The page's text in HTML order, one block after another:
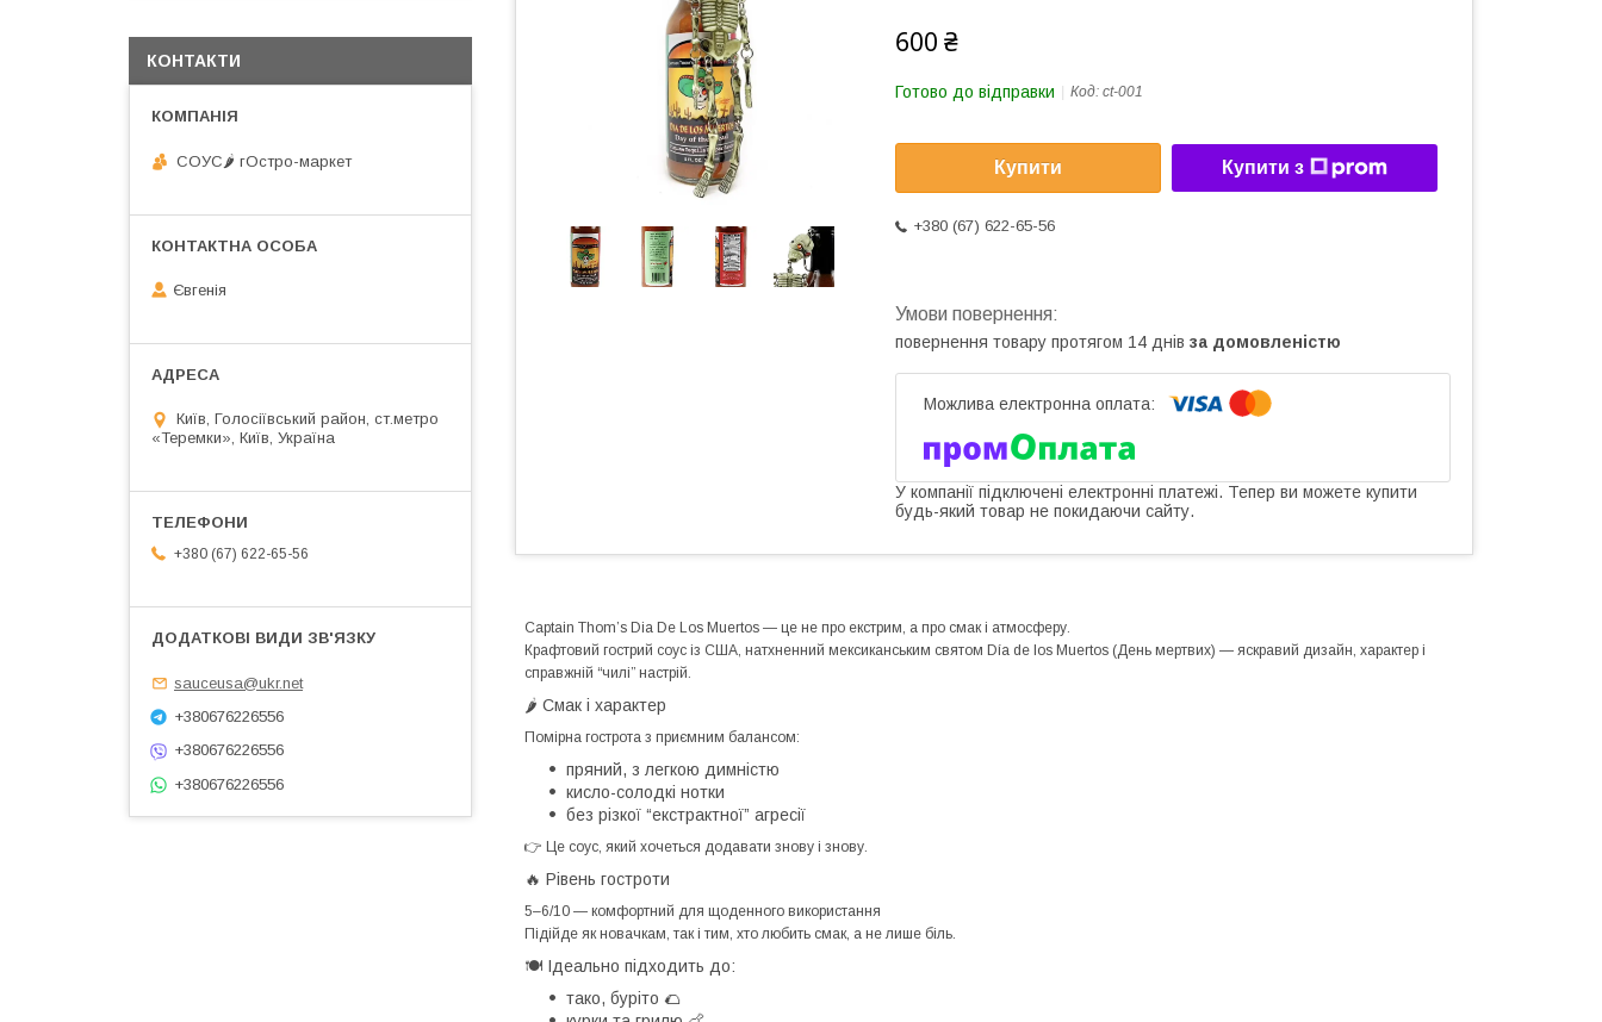
600 ₴
Готово до відправки Код: ct-001
Купити Купити з
+380 (67) 622-65-56
повернення товару протягом 14 днів за домовленістю
У компанії підключені електронні платежі. Тепер ви можете купити
будь-який товар не покидаючи сайту.
Captain Thom’s Dia De Los Muertos — це не про екстрим, а про смак і атмосферу.
Крафтовий гострий соус із США, натхненний мексиканським святом Día de los Muertos (День мертвих) — яскравий дизайн, характер і
справжній “чилі” настрій.
🌶️ Смак і характер
Помірна гострота з приємним балансом:
пряний, з легкою димністю
кисло-солодкі нотки
без різкої “екстрактної” агресії
👉 Це соус, який хочеться додавати знову і знову.
🔥 Рівень гостроти
5–6/10 — комфортний для щоденного використання
Підійде як новачкам, так і тим, хто любить смак, а не лише біль.
🍽️ Ідеально підходить до:
тако, буріто 🌮
КОНТАКТИ
СОУС🌶 гОстро-маркет
Євгенія
Київ, Голосіївський район, ст.метро
«Теремки», Київ, Україна
+380 (67) 622-65-56
sauceusa@ukr.net
+380676226556
+380676226556
+380676226556